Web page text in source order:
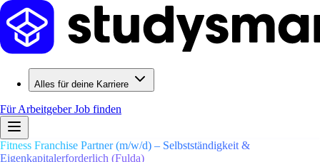
Alles für deine Karriere
Für ArbeitgeberJob finden
Fitness Franchise Partner (m/w/d) – Selbstständigkeit &
Eigenkapitalerforderlich (Fulda)